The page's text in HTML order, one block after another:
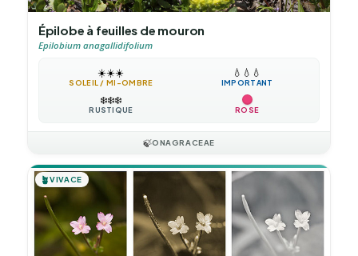
Épilobe à feuilles de mouron
Epilobium anagallidifolium
☀️☀️☀️
SOLEIL / MI-OMBRE
💧 💧 💧
IMPORTANT
❄️❄️❄️
RUSTIQUE ROSE
🍃ONAGRACEAE
🪴VIVACE